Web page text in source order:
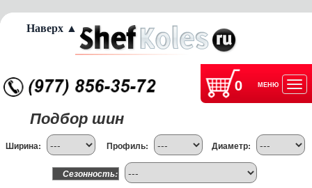
0 МЕНЮ
Подбор шин
Ширина: Профиль: Диаметр:
Сезонность:
Наверх ▲